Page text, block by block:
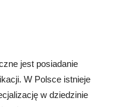
jest posiadanie
W Polsce istnieje
w dziedzinie